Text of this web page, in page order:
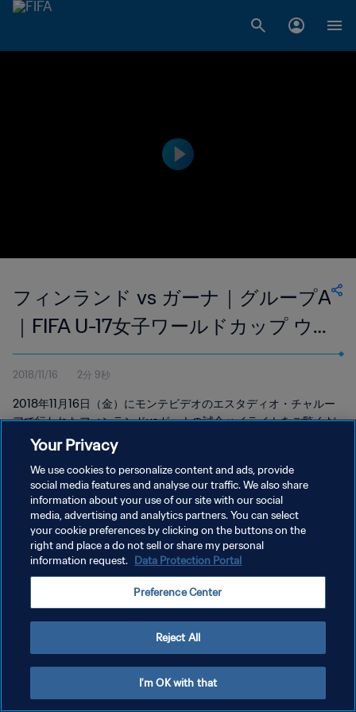
フィンランド vs ガーナ｜グループA
｜FIFA U-17女子ワールドカップ ウ
ルグアイ 2018｜ハイライト
2018/11/16 2分 9秒
2018年11月16日（金）にモンテビデオのエスタディオ・チャルー
アで行われたフィンランドvsガーナの試合ハイライトをご覧くだ
さい。
プライバシーポリシー
サービス利用規約
Your Privacy
We use cookies to personalize content and ads, provide
social media features and analyse our traffic. We also share
information about your use of our site with our social
media, advertising and analytics partners. You can select
your cookie preferences by clicking on the buttons on the
right and place a do not sell or share my personal
information request. Data Protection Portal
Preference Center
Reject All
I'm OK with that